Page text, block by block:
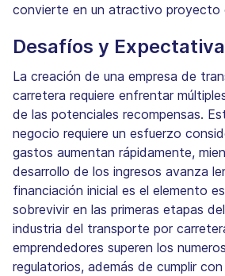
convierte en un atractivo proyecto
Desafíos y
La creación de una empresa de
carretera requiere enfrentar
de las potenciales recompensas.
negocio requiere un esfuerzo
gastos aumentan rápidamente,
desarrollo de los ingresos avanza
financiación inicial es el elemento
sobrevivir en las primeras etapas
industria del transporte por
emprendedores superen los
regulatorios, además de cumplir